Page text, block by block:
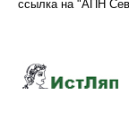
ссылка на "АПН